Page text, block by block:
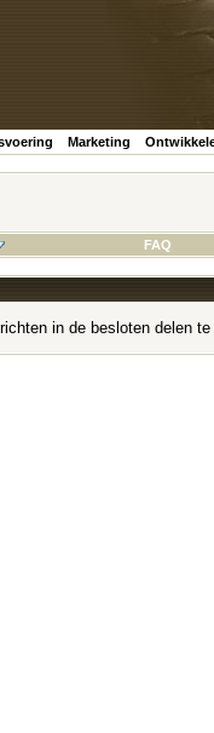
Marketing
FAQ
in de besloten delen